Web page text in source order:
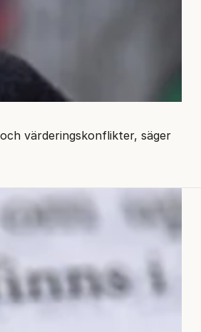
värderingskonflikter, säger